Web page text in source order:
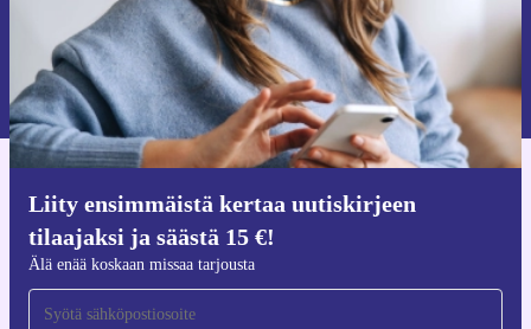
Liity ensimmäistä kertaa uutiskirjeen
tilaajaksi ja säästä 15 €!
Älä enää koskaan missaa tarjousta
Pyydä etukuponki
Lisätietoja henkilötietojen käytöstä löydättietosuojaselosteestamme.
iOS:lle ja Androidille